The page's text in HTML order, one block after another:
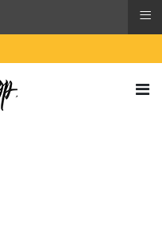
≡